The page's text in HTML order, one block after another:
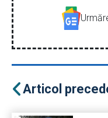
Articol